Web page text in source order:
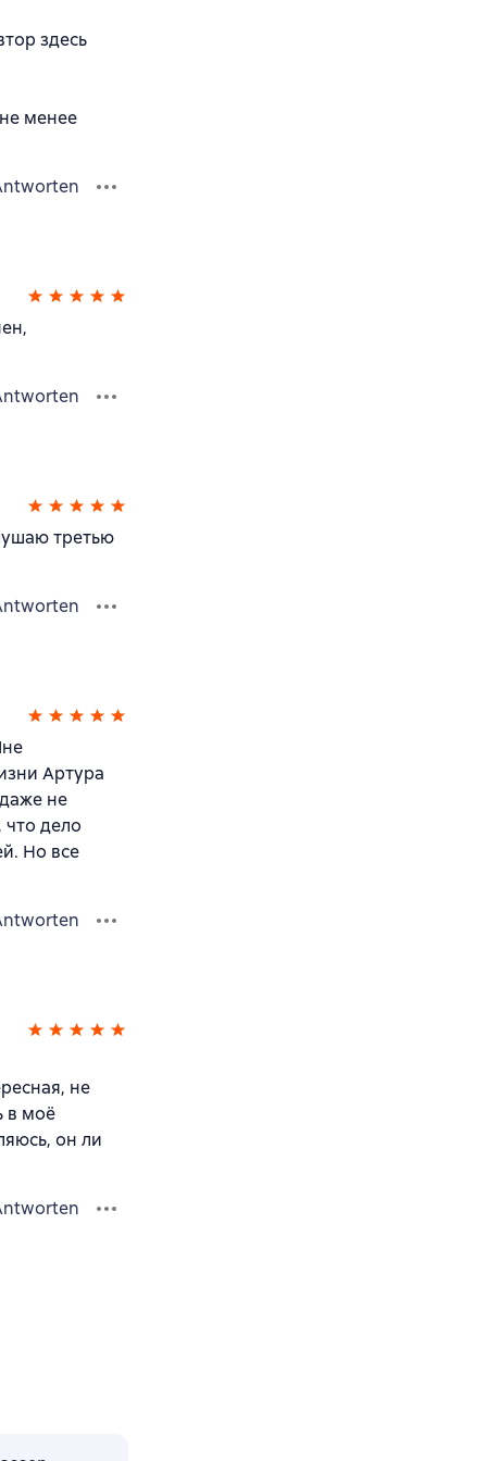
здесь
менее
третью
Артура
не
что дело
Но все
не
в моё
он ли